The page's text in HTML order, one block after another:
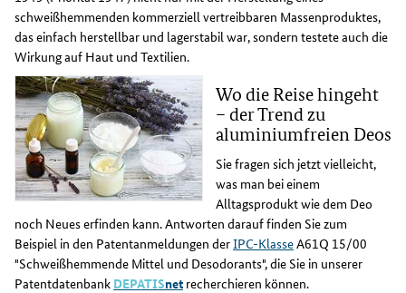
schweißhemmenden kommerziell vertreibbaren Massenproduktes,
das einfach herstellbar und lagerstabil war, sondern testete auch die
Wirkung auf Haut und Textilien.
Wo die Reise hingeht
– der Trend zu
aluminiumfreien Deos
Sie fragen sich jetzt vielleicht,
was man bei einem
Alltagsprodukt wie dem Deo
noch Neues erfinden kann. Antworten darauf finden Sie zum
Beispiel in den Patentanmeldungen derIPC-KlasseA61Q 15/00
"Schweißhemmende Mittel und Desodorants", die Sie in unserer
Patentdatenbank DEPATISnet recherchieren können.